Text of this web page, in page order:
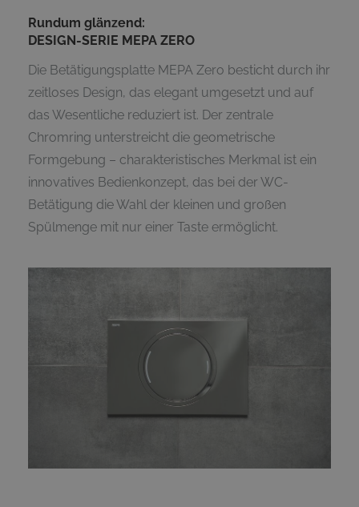
Rundum glänzend:
DESIGN-SERIE MEPA ZERO
Die Betätigungsplatte MEPA Zero besticht durch ihr
zeitloses Design, das elegant umgesetzt und auf
das Wesentliche reduziert ist. Der zentrale
Chromring unterstreicht die geometrische
Formgebung – charakteristisches Merkmal ist ein
innovatives Bedienkonzept, das bei der WC-
Betätigung die Wahl der kleinen und großen
Spülmenge mit nur einer Taste ermöglicht.